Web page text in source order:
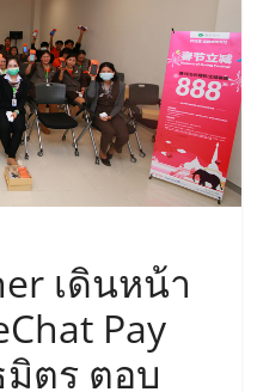
,
เดินหน้า
Pay
ตร ตอบ